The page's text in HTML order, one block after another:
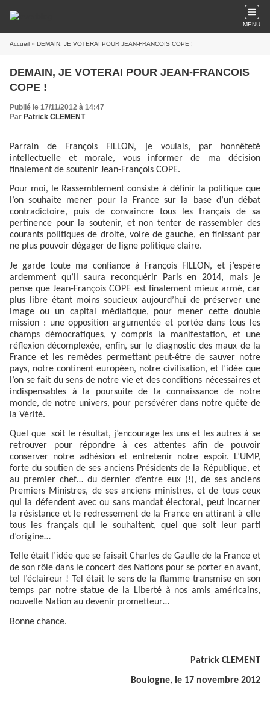
MENU
Accueil » DEMAIN, JE VOTERAI POUR JEAN-FRANCOIS COPE !
DEMAIN, JE VOTERAI POUR JEAN-FRANCOIS
COPE !
Publié le 17/11/2012 à 14:47
Par Patrick CLEMENT
Parrain de François FILLON, je voulais, par honnêteté
intellectuelle et morale, vous informer de ma décision
finalement de soutenir Jean-François COPE.
Pour moi, le Rassemblement consiste à définir la politique que
l’on souhaite mener pour la France sur la base d’un débat
contradictoire, puis de convaincre tous les français de sa
pertinence pour la soutenir, et non tenter de rassembler des
courants politiques de droite, voire de gauche, en finissant par
ne plus pouvoir dégager de ligne politique claire.
Je garde toute ma confiance à François FILLON, et j’espère
ardemment qu’il saura reconquérir Paris en 2014, mais je
pense que Jean-François COPE est finalement mieux armé, car
plus libre étant moins soucieux aujourd’hui de préserver une
image ou un capital médiatique, pour mener cette double
mission : une opposition argumentée et portée dans tous les
champs démocratiques, y compris la manifestation, et une
réflexion décomplexée, enfin, sur le diagnostic des maux de la
France et les remèdes permettant peut-être de sauver notre
pays, notre continent européen, notre civilisation, et l’idée que
l’on se fait du sens de notre vie et des conditions nécessaires et
indispensables à la poursuite de la connaissance de notre
monde, de notre univers, pour persévérer dans notre quête de
la Vérité.
Quel que soit le résultat, j’encourage les uns et les autres à se
retrouver pour répondre à ces attentes afin de pouvoir
conserver notre adhésion et entretenir notre espoir. L’UMP,
forte du soutien de ses anciens Présidents de la République, et
au premier chef… du dernier d’entre eux (!), de ses anciens
Premiers Ministres, de ses anciens ministres, et de tous ceux
qui la défendent avec ou sans mandat électoral, peut incarner
la résistance et le redressement de la France en attirant à elle
tous les français qui le souhaitent, quel que soit leur parti
d’origine…
Telle était l’idée que se faisait Charles de Gaulle de la France et
de son rôle dans le concert des Nations pour se porter en avant,
tel l’éclaireur ! Tel était le sens de la flamme transmise en son
temps par notre statue de la Liberté à nos amis américains,
nouvelle Nation au devenir prometteur…
Bonne chance.
Patrick CLEMENT
Boulogne, le 17 novembre 2012